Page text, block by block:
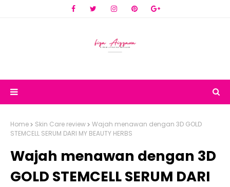
Home Skin Care review
Wajah menawan dengan 3D GOLD
STEMCELL SERUM DARI MY BEAUTY HERBS
Wajah menawan dengan 3D
GOLD STEMCELL SERUM DARI